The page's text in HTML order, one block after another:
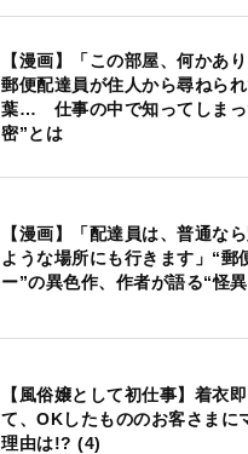
【漫画】「この部屋、何かあ
郵便配達員が住人から尋ねら
葉… 仕事の中で知ってしまっ
密”とは
【漫画】「配達員は、普通な
ような場所にも行きます」“郵
ー”の異色作、作者が語る“怪
【風俗嬢として初仕事】着衣
て、OKしたもののお客さまに
理由は!? (4)